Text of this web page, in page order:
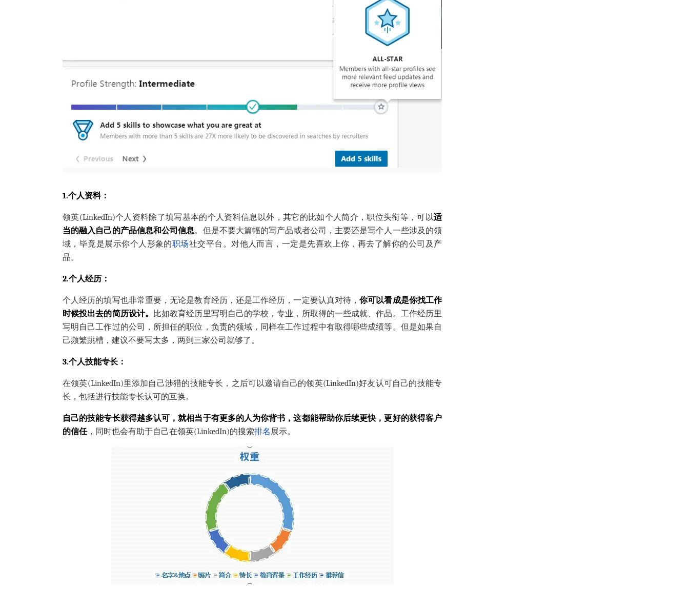
1.个人资料：
领英(LinkedIn)个人资料除了填写基本的个人资料信息以外，其它的比如个人简介，职位头衔等，可以适
当的融入自己的产品信息和公司信息。 但是不要大篇幅的写产品或者公司，主要还是写个人一些涉及的领
域，毕竟是展示你个人形象的职场社交平台。对他人而言，一定是先喜欢上你，再去了解你的公司及产
品。
2.个人经历：
个人经历的填写也非常重要，无论是教育经历，还是工作经历，一定要认真对待，你可以看成是你找工作
时候投出去的简历设计。
比如教育经历里写明自己的学校，专业，所取得的一些成就、作品。工作经历里
写明自己工作过的公司，所担任的职位，负责的领域，同样在工作过程中有取得哪些成绩等。但是如果自
己频繁跳槽，建议不要写太多，两到三家公司就够了。
3.个人技能专长：
在领英(LinkedIn)里添加自己涉猎的技能专长，之后可以邀请自己的领英(LinkedIn)好友认可自己的技能专
长，包括进行技能专长认可的互换。
自己的技能专长获得越多认可，就相当于有更多的人为你背书，这都能帮助你后续更快，更好的获得客户
的信任，同时也会有助于自己在领英(LinkedIn)的搜索排名 展示。